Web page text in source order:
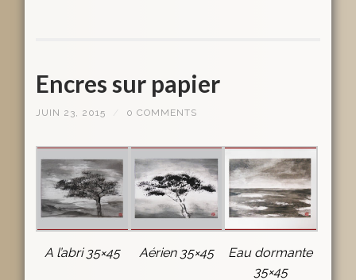
Encres sur papier
JUIN 23, 2015 0 COMMENTS
A l’abri 35×45 Aérien 35×45
Eau dormante
35×45